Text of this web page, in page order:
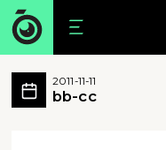
bb-cc 活動相
bb-cc 所有相片
2011-11-11
bb-cc